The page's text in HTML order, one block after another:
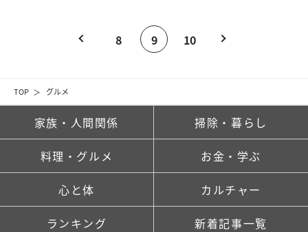
TOP グルメ
8 9 10
家族・人間関係 掃除・暮らし
料理・グルメ お金・学ぶ
心と体 カルチャー
ランキング 新着記事一覧